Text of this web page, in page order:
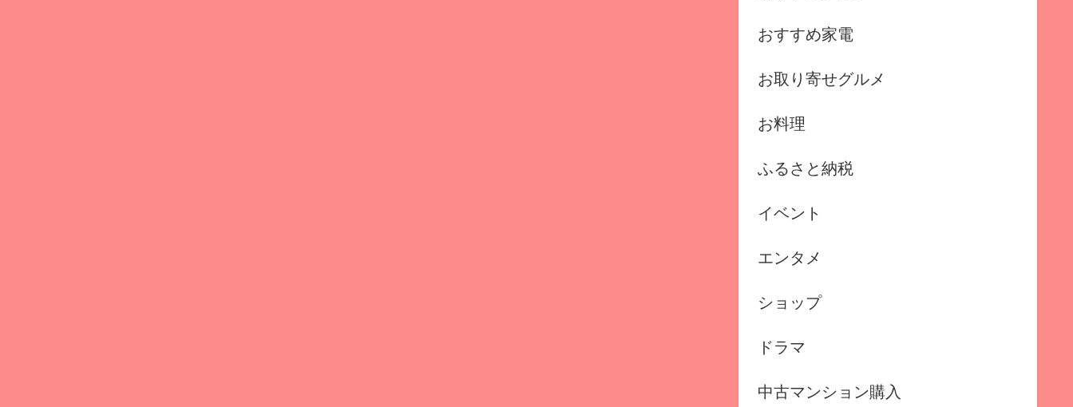
おすすめ家電
お取り寄せグルメ
お料理
ふるさと納税
イベント
エンタメ
ショップ
ドラマ
中古マンション購入